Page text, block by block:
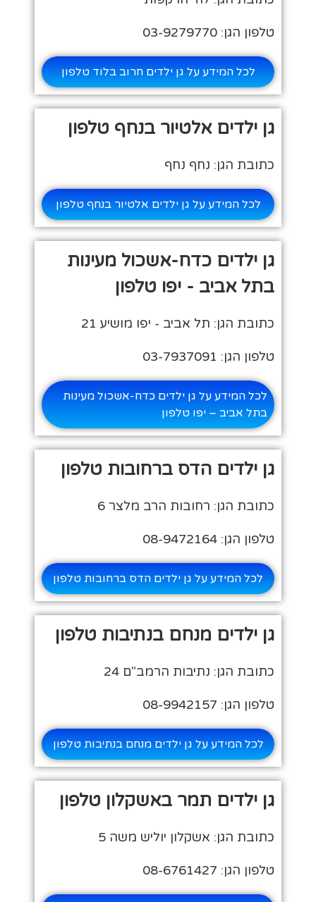
טלפון הגן: 03-9279770
לכל המידע על גן ילדים חרוב בלוד טלפון
גן ילדים אלטיור בנחף טלפון
כתובת הגן: נחף נחף
לכל המידע על גן ילדים אלטיור בנחף טלפון
גן ילדים כדח-אשכול מעינות
בתל אביב - יפו טלפון
כתובת הגן: תל אביב - יפו מושיע 21
טלפון הגן: 03-7937091
לכל המידע על גן ילדים כדח-אשכול מעינות
בתל אביב – יפו טלפון
גן ילדים הדס ברחובות טלפון
כתובת הגן: רחובות הרב מלצר 6
טלפון הגן: 08-9472164
לכל המידע על גן ילדים הדס ברחובות טלפון
גן ילדים מנחם בנתיבות טלפון
כתובת הגן: נתיבות הרמב"ם 24
טלפון הגן: 08-9942157
לכל המידע על גן ילדים מנחם בנתיבות טלפון
גן ילדים תמר באשקלון טלפון
כתובת הגן: אשקלון יוליש משה 5
טלפון הגן: 08-6761427